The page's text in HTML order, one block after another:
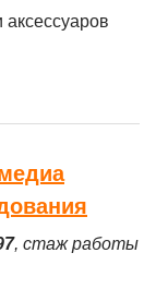
, стаж работы